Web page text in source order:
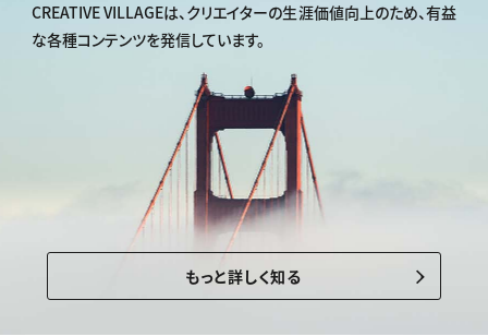
CREATIVE VILLAGEは、クリエイターの生涯価値向上のため、有益
な各種コンテンツを発信しています。
もっと詳しく知る